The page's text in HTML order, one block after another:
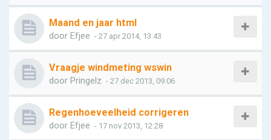
Maand en jaar html
door Efjee - 27 apr 2014, 13:43
Vraagje windmeting wswin
door Pringelz - 27 dec 2013, 09:06
Regenhoeveelheid corrigeren
door Efjee - 17 nov 2013, 12:28